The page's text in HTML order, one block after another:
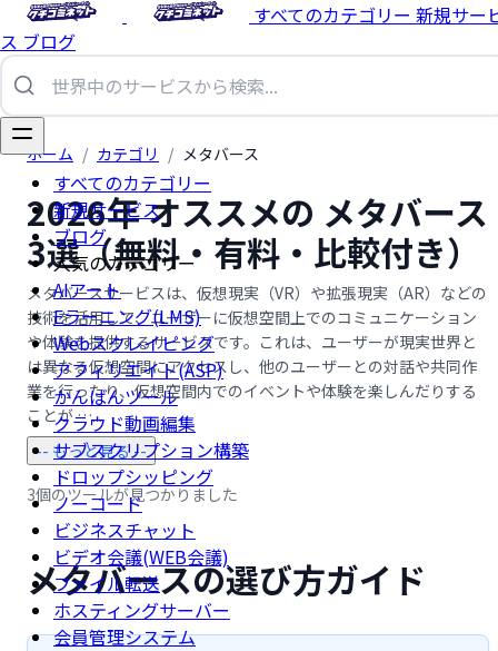
すべてのカテゴリー 新規サー
ス ブログ
すべてのカテゴリー
新規サービス
ブログ
人気のカテゴリー
AIアート
Eラーニング(LMS)
Webスクレイピング
アフィリエイト(ASP)
かんばんツール
クラウド動画編集
サブスクリプション構築
ドロップシッピング
ノーコード
ビジネスチャット
ビデオ会議(WEB会議)
ファイル転送
ホスティングサーバー
会員管理システム
ホーム / カテゴリ / メタバース
2026年 オススメの メタバース
3選（無料・有料・比較付き）
メタバースサービスは、仮想現実（VR）や拡張現実（AR）などの
技術を活用して、ユーザーに仮想空間上でのコミュニケーション
や体験を提供するサービスです。これは、ユーザーが現実世界と
は異なる仮想空間にアクセスし、他のユーザーとの対話や共同作
業を行ったり、仮想空間内でのイベントや体験を楽しんだりする
ことが …...
-- もっと見る --
3個のツールが見つかりました
メタバースの選び方ガイド